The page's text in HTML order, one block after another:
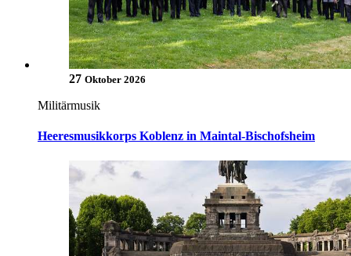
27 Oktober 2026
Militärmusik
Heeresmusikkorps Koblenz in Maintal-Bischofsheim